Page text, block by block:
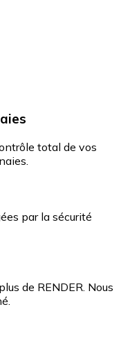
total de vos
par la sécurité
de RENDER. Nous